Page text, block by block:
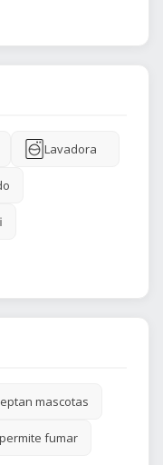
Lavadora
mascotas
fumar